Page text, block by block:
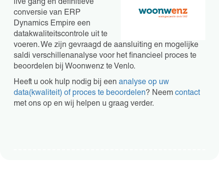
live gang en definitieve
conversie van ERP
Dynamics Empire een
datakwaliteitscontrole uit te
voeren. We zijn gevraagd de aansluiting en mogelijke
saldi verschillenanalyse voor het financieel proces te
beoordelen bij Woonwenz te Venlo.
Heeft u ook hulp nodig bij een analyse op uw
data(kwaliteit) of proces te beoordelen? Neem contact
met ons op en wij helpen u graag verder.